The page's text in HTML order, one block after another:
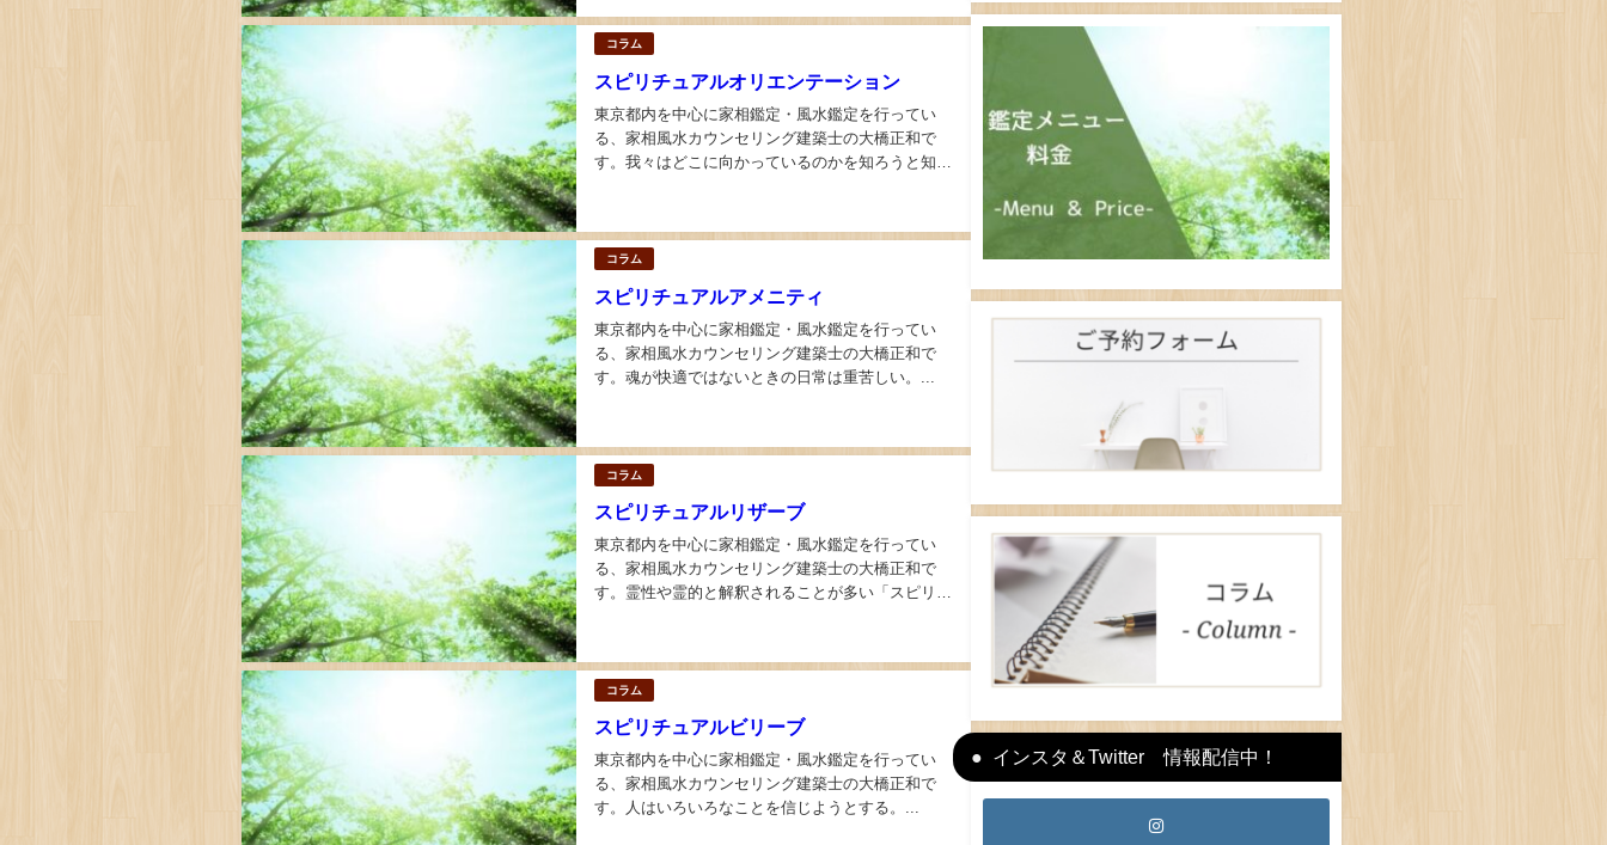
コラム
スピリチュアルオリエンテーション
東京都内を中心に家相鑑定・風水鑑定を行ってい
る、家相風水カウンセリング建築士の大橋正和で
す。我々はどこに向かっているのかを知ろうと知る
海」を渡っている。...
コラム
スピリチュアルアメニティ
東京都内を中心に家相鑑定・風水鑑定を行ってい
る、家相風水カウンセリング建築士の大橋正和で
す。魂が快適ではないときの日常は重苦しい。...
コラム
スピリチュアルリザーブ
東京都内を中心に家相鑑定・風水鑑定を行ってい
る、家相風水カウンセリング建築士の大橋正和で
す。霊性や霊的と解釈されることが多い「スピリチ
コラム
スピリチュアルビリーブ
東京都内を中心に家相鑑定・風水鑑定を行ってい
る、家相風水カウンセリング建築士の大橋正和で
す。人はいろいろなことを信じようとする。...
インスタ＆Twitter 情報配信中！